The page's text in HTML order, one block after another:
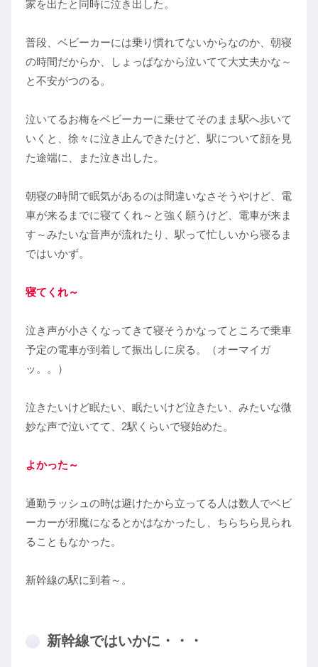
家を出たと同時に泣き出した。
普段、ベビーカーには乗り慣れてないからなのか、朝寝
の時間だからか、しょっぱなから泣いてて大丈夫かな～
と不安がつのる。
泣いてるお梅をベビーカーに乗せてそのまま駅へ歩いて
いくと、徐々に泣き止んできたけど、駅について顔を見
た途端に、また泣き出した。
朝寝の時間で眠気があるのは間違いなさそうやけど、電
車が来るまでに寝てくれ～と強く願うけど、電車が来ま
す～みたいな音声が流れたり、駅って忙しいから寝るま
ではいかず。
寝てくれ～
泣き声が小さくなってきて寝そうかなってところで乗車
予定の電車が到着して振出しに戻る。（オーマイガ
ッ。。）
泣きたいけど眠たい、眠たいけど泣きたい、みたいな微
妙な声で泣いてて、2駅くらいで寝始めた。
よかった～
通勤ラッシュの時は避けたから立ってる人は数人でベビ
ーカーが邪魔になるとかはなかったし、ちらちら見られ
ることもなかった。
新幹線の駅に到着～。
新幹線ではいかに・・・